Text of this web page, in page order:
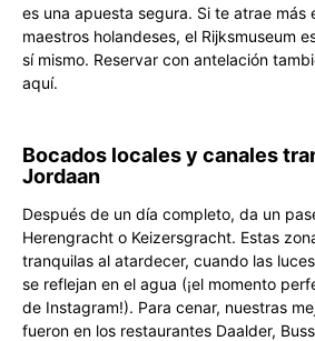
es una apuesta segura. Si te atrae más
maestros holandeses, el Rijksmuseum
sí mismo. Reservar con antelación
aquí.
Bocados locales y canales
Jordaan
Después de un día completo, da un
Herengracht o Keizersgracht. Estas
tranquilas al atardecer, cuando las
se reflejan en el agua (¡el momento
de Instagram!). Para cenar, nuestras
fueron en los restaurantes Daalder,